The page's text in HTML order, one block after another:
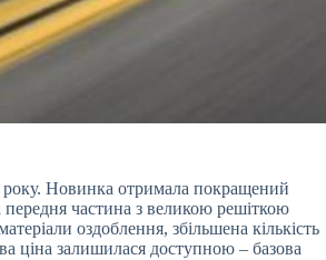
Новинка отримала покращений
частина з великою решіткою
оздоблення, збільшена кількість
ціна залишилася доступною – базова